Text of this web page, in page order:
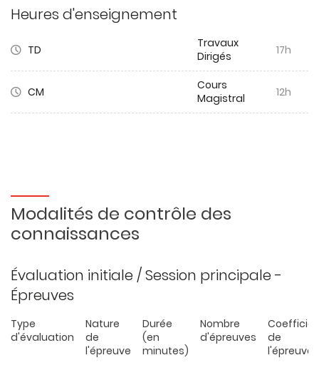
Heures d'enseignement
TD
Travaux
Dirigés
17h
CM
Cours
Magistral
12h
Modalités de contrôle des
connaissances
Évaluation initiale / Session principale -
Épreuves
Type
d'évaluation
Nature
de
l'épreuve
Durée
(en
minutes)
Nombre
d'épreuves
de
l'épreuve